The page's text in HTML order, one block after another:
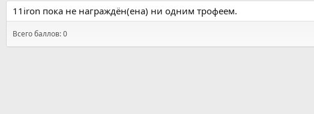
11iron пока не награждён(ена) ни одним трофеем.
Всего баллов: 0